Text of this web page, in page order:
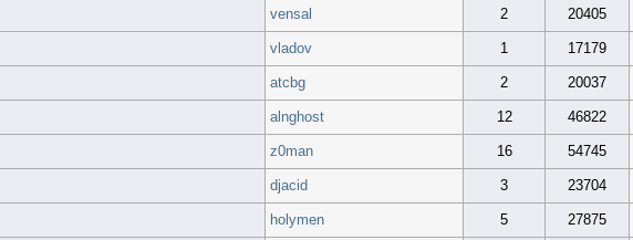
vensal 2 20405
vladov 1 17179
atcbg 2 20037
alnghost 12 46822
z0man 16 54745
djacid 3 23704
holymen 5 27875